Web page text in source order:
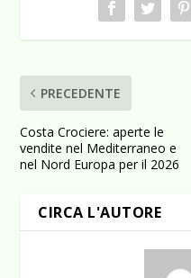
PRECEDENTE
Costa Crociere: aperte le
vendite nel Mediterraneo e
nel Nord Europa per il 2026
CIRCA L'AUTORE